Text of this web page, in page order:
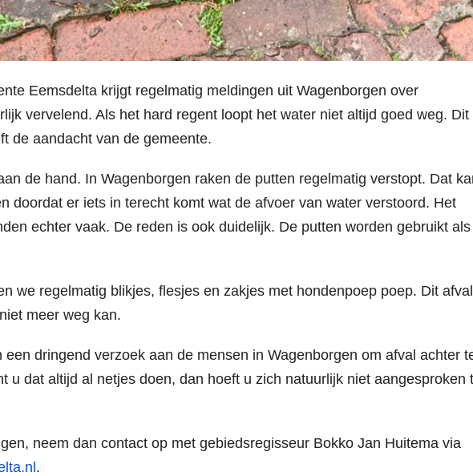
Eemsdelta krijgt regelmatig meldingen uit Wagenborgen over
vervelend. Als het hard regent loopt het water niet altijd goed weg. Dit
de aandacht van de gemeente.
de hand. In Wagenborgen raken de putten regelmatig verstopt. Dat
doordat er iets in terecht komt wat de afvoer van water verstoord. Het
echter vaak. De reden is ook duidelijk. De putten worden gebruikt als
we regelmatig blikjes, flesjes en zakjes met hondenpoep poep. Dit afval
meer weg kan.
dringend verzoek aan de mensen in Wagenborgen om afval achter
u dat altijd al netjes doen, dan hoeft u zich natuurlijk niet aangesproken
neem dan contact op met gebiedsregisseur Bokko Jan Huitema via
.